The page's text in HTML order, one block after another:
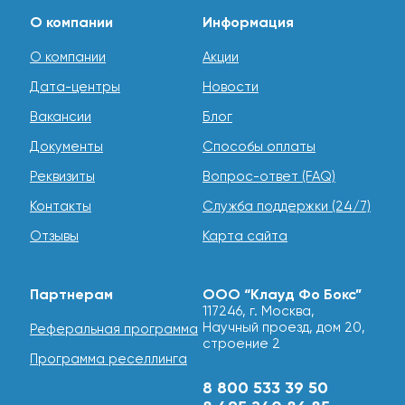
О компании
О компании
Дата-центры
Вакансии
Документы
Реквизиты
Контакты
Отзывы
Информация
Акции
Новости
Блог
Способы оплаты
Вопрос-ответ (FAQ)
Служба поддержки (24/7)
Карта сайта
Партнерам
Реферальная программа
Программа реселлинга
ООО “Клауд Фо Бокс”
117246, г. Москва,
Научный проезд, дом 20,
строение 2
8 800 533 39 50